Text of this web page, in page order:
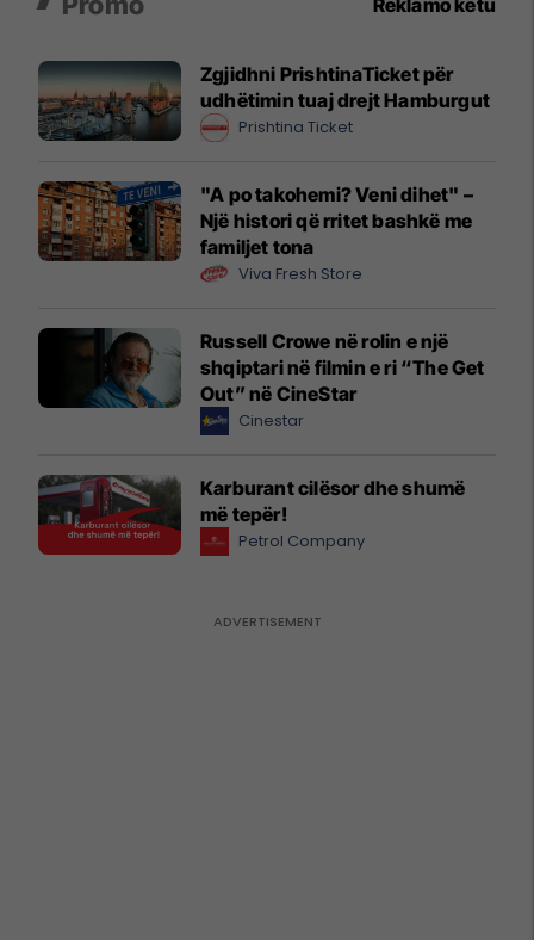
Zgjidhni PrishtinaTicket për
udhëtimin tuaj drejt Hamburgut
Prishtina Ticket
"A po takohemi? Veni dihet" –
Një histori që rritet bashkë me
familjet tona
Viva Fresh Store
Russell Crowe në rolin e një
shqiptari në filmin e ri “The Get
Out” në CineStar
Cinestar
Karburant cilësor dhe shumë
më tepër!
Petrol Company